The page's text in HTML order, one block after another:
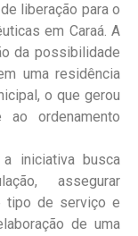
liberação para o
em Caraá. A
da possibilidade
uma residência
o que gerou
ao ordenamento
a iniciativa busca
assegurar
tipo de serviço e
de uma